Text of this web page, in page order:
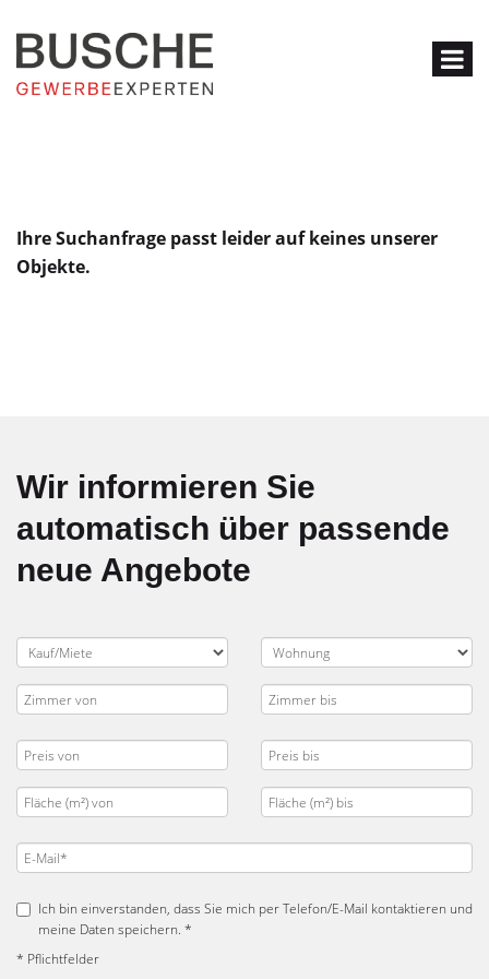
Ihre Suchanfrage passt leider auf keines unserer
Objekte.
Wir informieren Sie
automatisch über passende
neue Angebote
Ich bin einverstanden, dass Sie mich per Telefon/E-Mail kontaktieren und
meine Daten speichern. *
* Pflichtfelder